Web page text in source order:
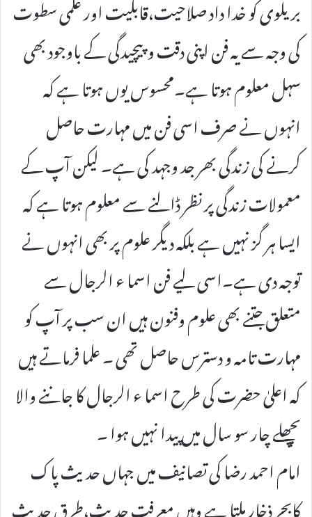
بریلوی کو خدا داد صلاحیت،قابلیت اور علمی سطوت
کی وجہ سے یہ فن اپنی دقت وپیچیدگی کے باوجود بھی
سہل معلوم ہوتا ہے۔محسوس یوں ہوتا ہے کہ
انہوں نے صرف اسی فن میں مہارت حاصل
کرنے کی زندگی بھر جد وجہد کی ہے۔ لیکن آپ کے
معمولات زندگی پر نظر ڈالنے سے معلوم ہوتا ہے کہ
ایسا ہر گز نہیں ہے بلکہ دیگر علوم پر بھی انہوں نے
توجہ دی ہے۔اسی لیے فن اسما ء الرجال سے
متعلق جتنے بھی علوم وفنون ہیں ان سب پر آپ کو
مہارت تامہ و دسترس حاصل تھی ۔ علما فرماتے ہیں
کہ اعلیٰ حضرت کی طرح اسما ء الرجال کا جاننے والا
پچھلے چار سو سال میں پیدا نہیں ہوا ۔
امام احمد رضا کی تصانیف میں جہاں حدیث پاک
کابحر ذخار ملتا ہے وہیں معرفت حدیث،طرق حدیث